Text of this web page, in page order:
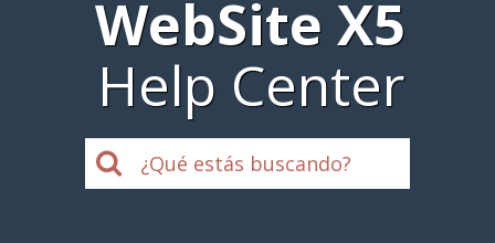
WebSite X5
Help Center